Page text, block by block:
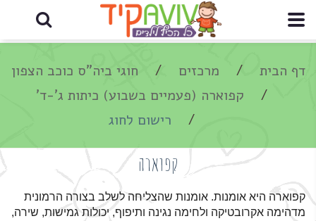
דף הבית מרכזים
חוגי ביה"ס כוכב הצפון
קפוארה (פעמיים בשבוע) כיתות ג'-ד'
רישום לחוג
קפוארה
קפוארה היא אומנות. אומנות שהצליחה לשלב בצורה הרמונית
מדהימה אקרובטיקה ולחימה נגינה ותיפוף, יכולות גמישות, שירה,